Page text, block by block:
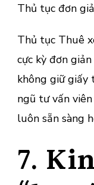
Thủ tục đơn
Thủ tục Thuê
cực kỳ đơn giản
không giữ giấy
ngũ tư vấn
luôn sẵn sàng
7.